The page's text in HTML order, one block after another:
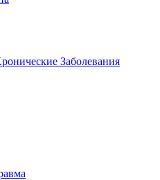
Заболевания